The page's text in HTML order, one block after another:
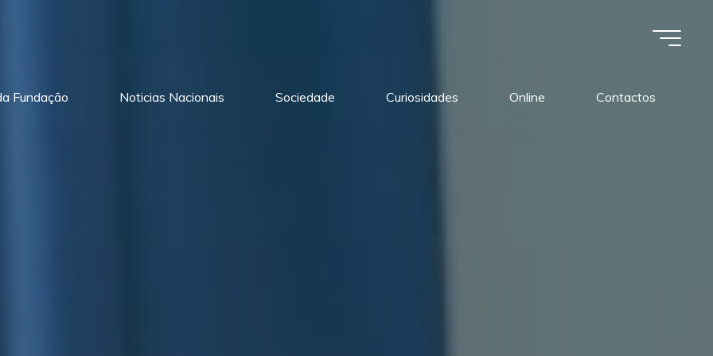
Fundação Noticias Nacionais Sociedade Curiosidades Online Contactos